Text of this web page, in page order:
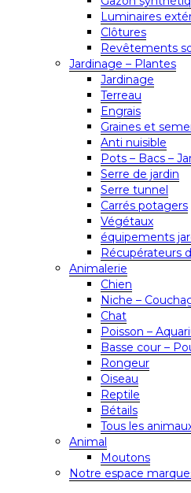
Luminaires
Clôtures
Revêtements
Jardinage – Plantes
Jardinage
Terreau
Engrais
Graines et
Anti nuisible
Pots – Bacs –
Serre de jardin
Serre tunnel
Carrés potagers
Végétaux
équipements
Récupérateurs
Animalerie
Chien
Niche –
Chat
Poisson –
Basse cour –
Rongeur
Oiseau
Reptile
Bétails
Tous les
Animal
Moutons
Notre espace